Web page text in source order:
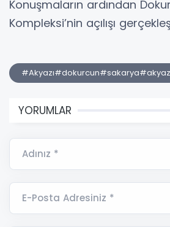
Konuşmaların ardından
Kompleksi’nin açılışı
YORUMLAR
Adınız *
E-Posta Adresiniz *